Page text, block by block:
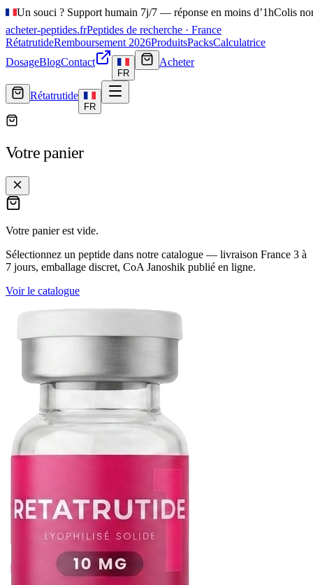
Un souci ? Support humain 7j/7 — réponse en moins d’1hColis
acheter-peptides.frPeptides de recherche · France
RétatrutideRemboursement 2026ProduitsPacksCalculatrice
DosageBlogContact
FR
Acheter
Rétatrutide
FR
Votre panier
Votre panier est vide.
Sélectionnez un peptide dans notre catalogue — livraison France 3 à
7 jours, emballage discret, CoA Janoshik publié en ligne.
Voir le catalogue